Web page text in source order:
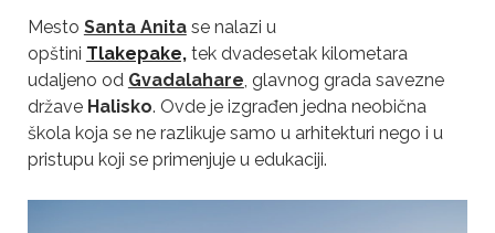
c
e
b
o
o
k
er ss
e
n
g
er
at
s
A
p
p
e
gr
a
m
l
e
Mesto Santa Anitase nalazi u
opštini Tlakepake,tek dvadesetak kilometara
udaljeno od Gvadalahare, glavnog grada savezne
države Halisko. Ovde je izgrađen jedna neobična
škola koja se ne razlikuje samo u arhitekturi nego i u
pristupu koji se primenjuje u edukaciji.